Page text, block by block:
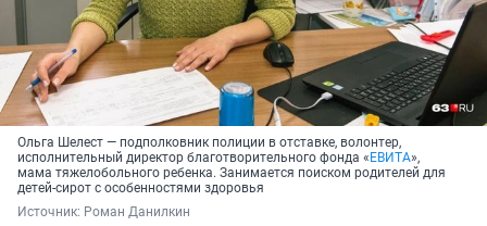
Ольга Шелест — подполковник полиции в отставке, волонтер,
исполнительный директор благотворительного фонда « ЕВИТА»,
мама тяжелобольного ребенка. Занимается поиском родителей для
детей-сирот с особенностями здоровья
Источник: Роман Данилкин